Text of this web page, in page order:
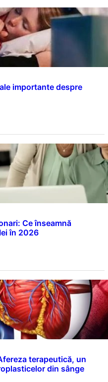
importante despre
Ce înseamnă
în 2026
terapeutică, un
din sânge